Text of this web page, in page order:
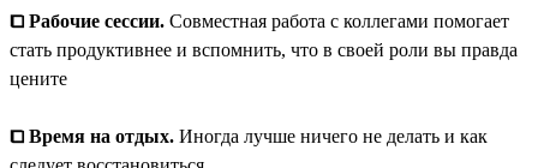
⧠ Рабочие сессии. Совместная работа с коллегами помогает
стать продуктивнее и вспомнить, что в своей роли вы правда
цените
⧠ Время на отдых. Иногда лучше ничего не делать и как